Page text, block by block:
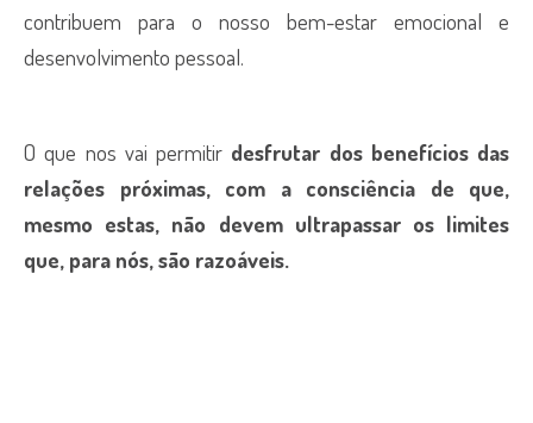
contribuem para o nosso bem-estar emocional e
desenvolvimento pessoal.
O que nos vai permitir desfrutar dos benefícios das
relações próximas, com a consciência de que,
mesmo estas, não devem ultrapassar os limites
que, para nós, são razoáveis.